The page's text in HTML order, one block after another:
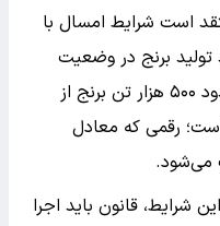
است شرایط امسال با
برنج در وضعیت
مناسبی قرار دارد و علاوه بر آن، حدود ۵۰۰ هزار تن برنج از
رقمی که معادل
می‌شود.
شرایط، قانون باید اجرا